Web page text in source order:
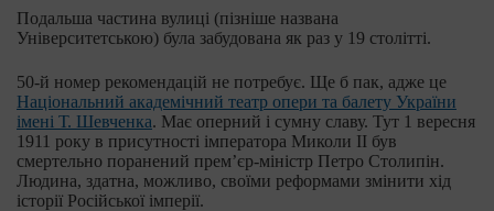
Подальша частина вулиці (пізніше названа
Університетською) була забудована як раз у 19 столітті.
50-й номер рекомендацій не потребує. Ще б пак, адже це
Національний академічний театр опери та балету України
імені Т. Шевченка. Має оперний і сумну славу. Тут 1 вересня
1911 року в присутності імператора Миколи II був
смертельно поранений прем’єр-міністр Петро Столипін.
Людина, здатна, можливо, своїми реформами змінити хід
історії Російської імперії.